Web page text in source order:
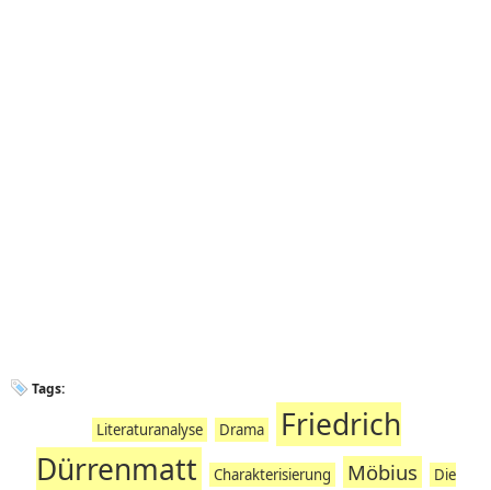
Tags:
Literaturanalyse Drama
Friedrich
Dürrenmatt
Charakterisierung Möbius
Die